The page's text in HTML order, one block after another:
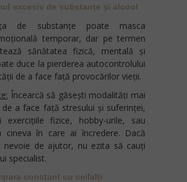
excesiv de substanțe și alcool
de substanțe poate masca
temporar, dar pe termen
sănătatea fizică, mentală și
duce la pierderea autocontrolului
de a face față provocărilor vieții.
Încearcă să găsești modalități mai
de a face față stresului și suferinței,
fizice, hobby-urile, sau
cineva în care ai încredere. Dacă
nevoie de ajutor, nu ezita să cauți
specialist.
constant cu ceilalți